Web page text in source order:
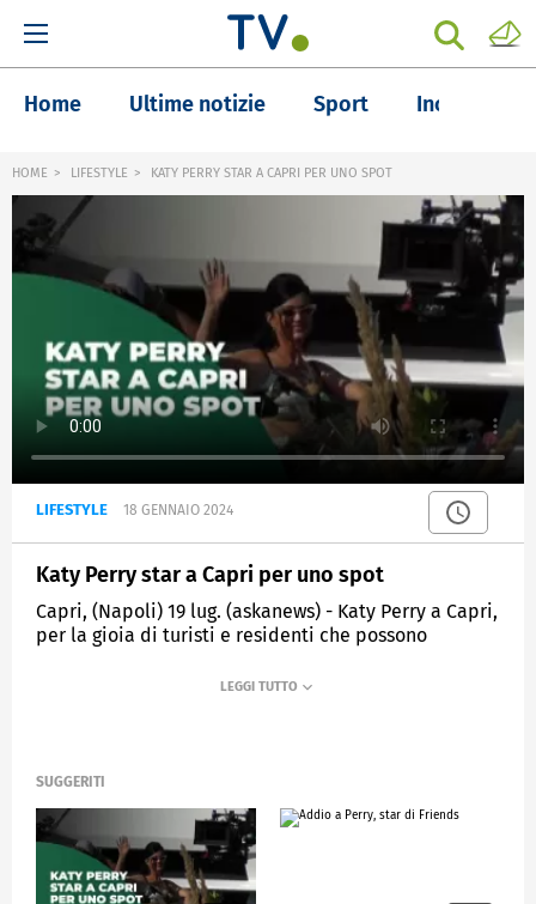
Home Ultime notizie Sport Inchieste
HOME LIFESTYLE KATY PERRY STAR A CAPRI PER UNO SPOT
LIFESTYLE 18 GENNAIO 2024
Katy Perry star a Capri per uno spot
Capri, (Napoli) 19 lug. (askanews) - Katy Perry a Capri,
per la gioia di turisti e residenti che possono
stradine del centro. In realtà però la diva non è in
Sorrentino.
SPETTACOLO
SUGGERITI